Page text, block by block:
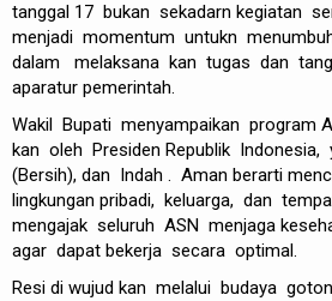
tanggal 17 bukan sekadarn kegiatan
menjadi momentum untukn
dalam melaksana kan tugas dan
aparatur pemerintah.
‎Wakil Bupati menyampaikan program
kan oleh Presiden Republik Indonesia,
(Bersih), dan Indah . Aman berarti
lingkungan pribadi, keluarga, dan
mengajak seluruh ASN menjaga
agar dapat bekerja secara optimal.
Resi di wujud kan melalui budaya